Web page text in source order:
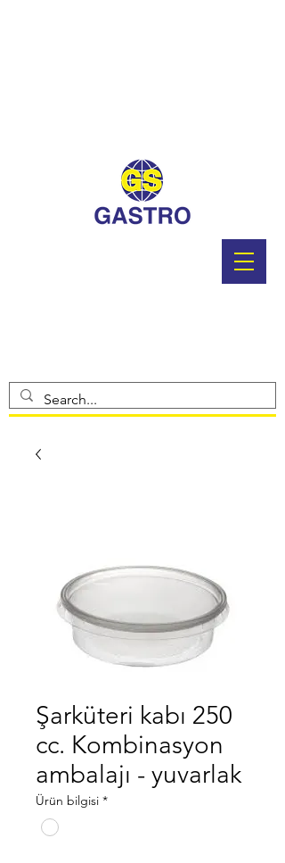
Şarküteri kabı 250
cc. Kombinasyon
ambalajı - yuvarlak
Ürün bilgisi *